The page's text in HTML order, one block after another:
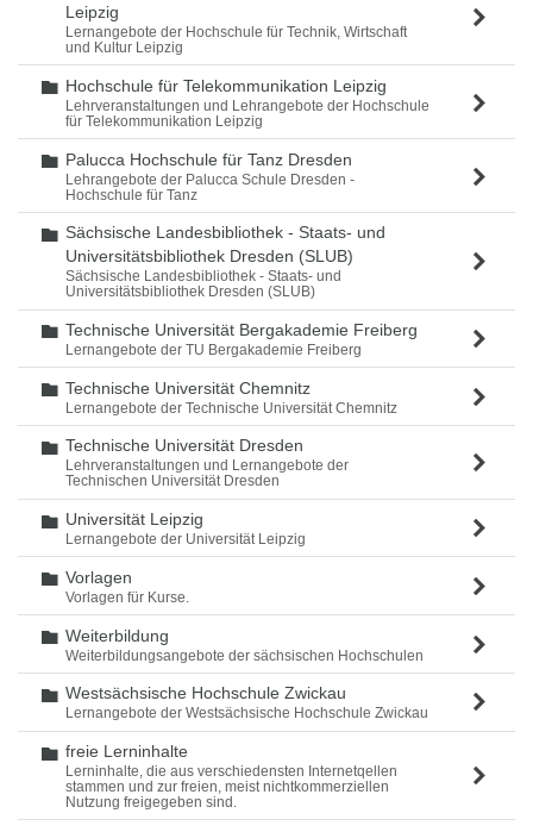
Leipzig
Lernangebote der Hochschule für Technik, Wirtschaft
und Kultur Leipzig
Ordner
Hochschule für Telekommunikation Leipzig
Lehrveranstaltungen und Lehrangebote der Hochschule
für Telekommunikation Leipzig
Ordner
Palucca Hochschule für Tanz Dresden
Lehrangebote der Palucca Schule Dresden -
Hochschule für Tanz
Ordner
Sächsische Landesbibliothek - Staats- und
Universitätsbibliothek Dresden (SLUB)
Sächsische Landesbibliothek - Staats- und
Universitätsbibliothek Dresden (SLUB)
Ordner
Technische Universität Bergakademie Freiberg
Lernangebote der TU Bergakademie Freiberg
Ordner
Technische Universität Chemnitz
Lernangebote der Technische Universität Chemnitz
Ordner
Technische Universität Dresden
Lehrveranstaltungen und Lernangebote der
Technischen Universität Dresden
Ordner
Universität Leipzig
Lernangebote der Universität Leipzig
Ordner
Vorlagen
Vorlagen für Kurse.
Ordner
Weiterbildung
Weiterbildungsangebote der sächsischen Hochschulen
Ordner
Westsächsische Hochschule Zwickau
Lernangebote der Westsächsische Hochschule Zwickau
Ordner
freie Lerninhalte
Lerninhalte, die aus verschiedensten Internetqellen
stammen und zur freien, meist nichtkommerziellen
Nutzung freigegeben sind.